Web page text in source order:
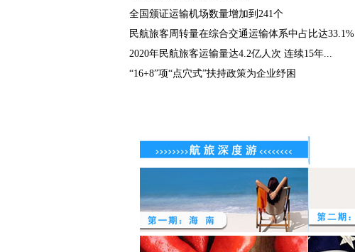
全国颁证运输机场数量增加到241个
民航旅客周转量在综合交通运输体系中占比达33.1%
2020年民航旅客运输量达4.2亿人次 连续15年...
“16+8”项“点穴式”扶持政策为企业纾困